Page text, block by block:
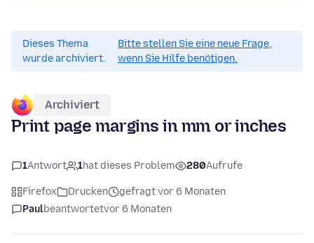
Dieses Thema
wurde archiviert.
Bitte stellen Sie eine neue Frage,
wenn Sie Hilfe benötigen.
Archiviert
Print page margins in mm or inches
1Antwort 1hat dieses Problem 280Aufrufe
Firefox Drucken
gefragt vor 6 Monaten
Paulbeantwortetvor 6 Monaten